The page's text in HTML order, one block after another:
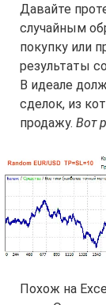
Давайте
случайным
покупку или
результаты
В идеале
сделок, из
продажу. Вот
Похож на